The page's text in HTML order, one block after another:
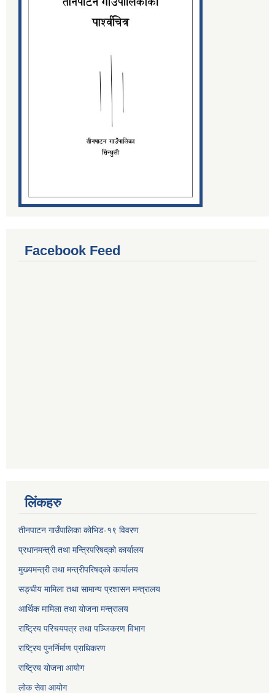
Facebook Feed
लिंकहरु
तीनपाटन गाउँपालिका कोभिड-१९ विवरण
प्रधानमन्त्री तथा मन्त्रिपरिषद्‌को कार्यालय
मुख्यमन्त्री तथा मन्त्रीपरिषद्‌को कार्यालय
सङ्घीय मामिला तथा सामान्य प्रशासन मन्त्रालय
आर्थिक मामिला तथा योजना मन्त्रालय
राष्ट्रिय परिचयपत्र तथा पञ्जिकरण विभाग
राष्ट्रिय पुनर्निर्माण प्राधिकरण
राष्ट्रिय योजना आयोग
लोक सेवा आयोग